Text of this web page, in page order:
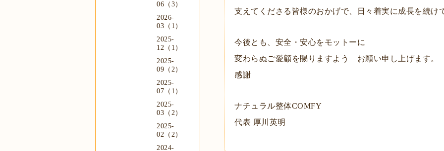
支えてくださる皆様のおかげで、日々着実に成長を続け
今後とも、安全・安心をモットーに
変わらぬご愛顧を賜りますよう お願い申し上げます。
感謝
ナチュラル整体COMFY
代表 厚川英明
06（3）
2026-
03（1）
2025-
12（1）
2025-
09（2）
2025-
07（1）
2025-
03（2）
2025-
02（2）
2024-